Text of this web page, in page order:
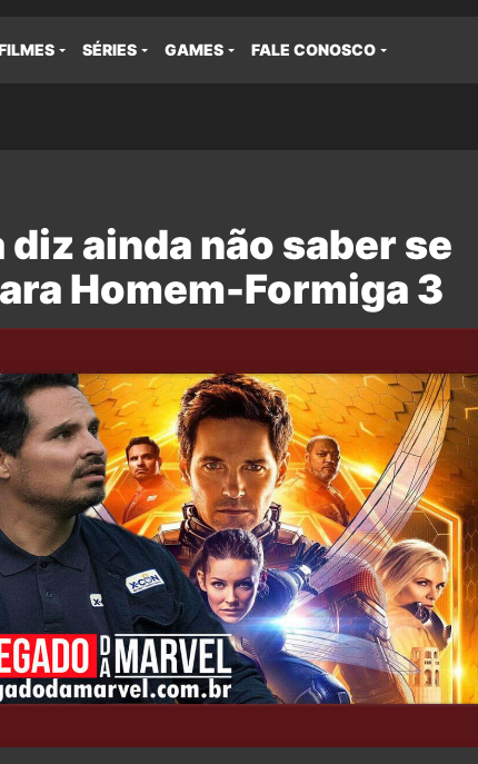
SÉRIES GAMES FALE CONOSCO
ainda não saber se
Homem-Formiga 3